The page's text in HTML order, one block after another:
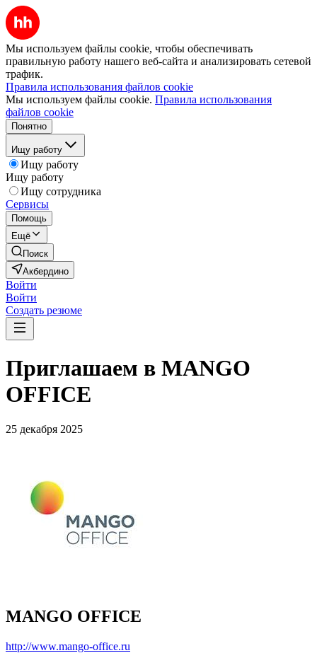
Мы используем файлы cookie, чтобы обеспечивать
правильную работу нашего веб-сайта и анализировать сетевой
трафик.
Правила использования файлов cookie
Мы используем файлы cookie. Правила использования
файлов cookie
Понятно
Ищу работу
Ищу работу
Ищу работу
Ищу сотрудника
Сервисы
Помощь
Ещё
Поиск
Акбердино
Войти
Войти
Создать резюме
Приглашаем в MANGO
OFFICE
25 декабря 2025
MANGO OFFICE
http://www.mango-office.ru